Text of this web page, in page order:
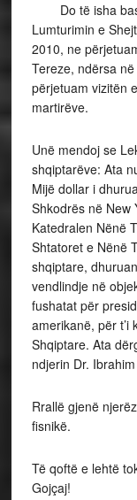
Do të isha
Lumturimin e
2010, ne
Tereze, ndërsa
përjetuam vizitën
martirëve.
Unë mendoj se
shqiptarëve: Ata
Mijë dollar i
Shkodrës në New
Katedralen Nënë
Shtatoret e Nënë
shqiptare,
vendlindje në
fushatat për
amerikanë, për t’i
Shqiptare. Ata
ndjerin Dr.
Rrallë gjenë
fisnikë.
Të qoftë e lehtë
Gojçaj!